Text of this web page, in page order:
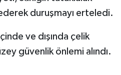
duruşmayı erteledi.
ve dışında çelik
güvenlik önlemi alındı.